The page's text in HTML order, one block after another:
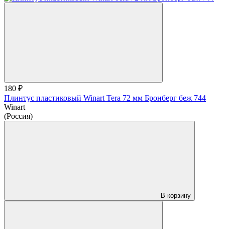
180 ₽
Плинтус пластиковый Winart Tera 72 мм Бронберг беж 744
Winart
(Россия)
В корзину